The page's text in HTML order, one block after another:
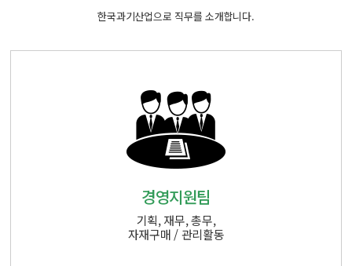
한국과기산업으로 직무를 소개합니다.
경영지원팀
기획, 재무, 총무,
자재구매 / 관리활동